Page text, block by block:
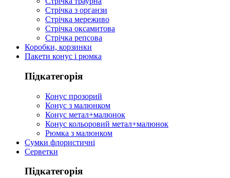
Стрічка з органзи
Стрічка мереживо
Стрічка оксамитова
Стрічка репсова
Коробки, корзинки
Пакети конус і рюмка
Підкатегорія
Конус прозорий
Конус з малюнком
Конус метал+малюнок
Конус кольоровий метал+малюнок
Рюмка з малюнком
Сумки флористичні
Серветки
Підкатегорія